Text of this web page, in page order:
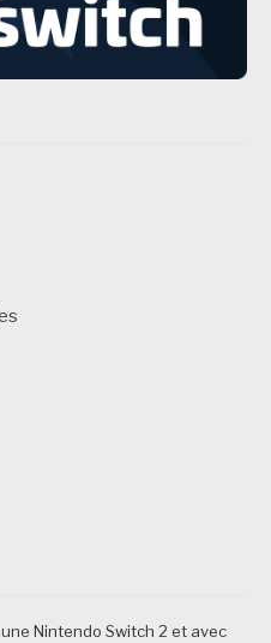
Nintendo Switch 2 et avec